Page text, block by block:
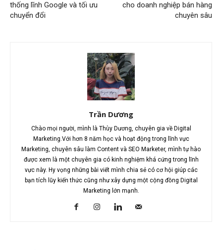
thống lĩnh Google và tối ưu
chuyển đổi
cho doanh nghiệp bán hàng
chuyên sâu
Trần Dương
Chào mọi người, mình là Thùy Dương, chuyên gia về Digital
Marketing.Với hơn 8 năm học và hoạt động trong lĩnh vực
Marketing, chuyên sâu làm Content và SEO Marketer, mình tự hào
được xem là một chuyên gia có kinh nghiệm khá cứng trong lĩnh
vực này. Hy vọng những bài viết mình chia sẻ có cơ hội giúp các
bạn tích lũy kiến thức cũng như xây dựng một cộng đồng Digital
Marketing lớn mạnh.